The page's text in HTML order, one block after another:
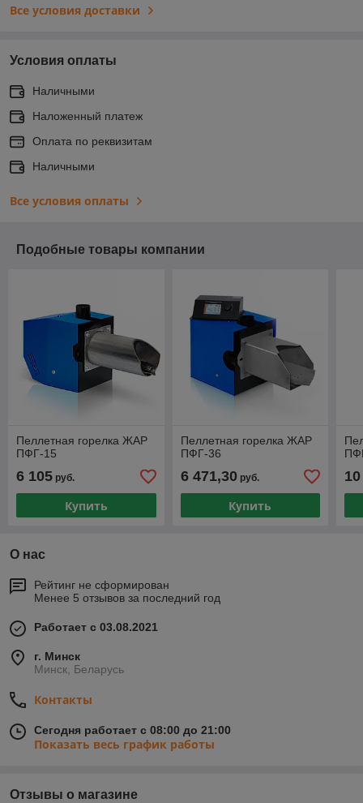
Все условия доставки
Условия оплаты
Наличными
Наложенный платеж
Оплата по реквизитам
Наличными
Все условия оплаты
Подобные товары компании
Пеллетная горелка ЖАР
ПФГ-15
6 105 руб.
Купить
Пеллетная горелка ЖАР
ПФГ-36
6 471,30руб.
Купить
О нас
Рейтинг не сформирован
Менее 5 отзывов за последний год
Работает с 03.08.2021
г. Минск
Минск, Беларусь
Контакты
Сегодня работает с 08:00 до 21:00
Показать весь график работы
Отзывы о магазине